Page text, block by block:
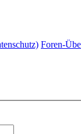
Foren-